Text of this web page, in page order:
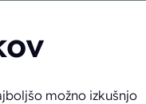
možno izkušnjo
znanje